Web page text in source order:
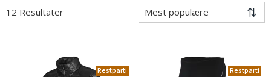
12 Resultater
Restparti
Restparti